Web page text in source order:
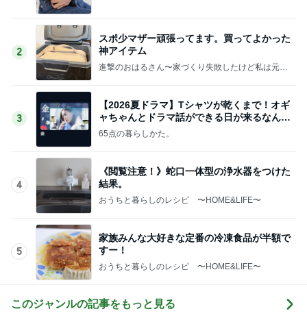
2
スポ少マザー頑張ってます。買ってよかった
神アイテム
進撃のおはるさん〜家づくり失敗したけど私は元気
3
【2026夏ドラマ】Tシャツが乾くまで！オギ
ャちゃんとドラマ話ができる日が来るなん
て！
65点の暮らしかた。
4
《閲覧注意！》蛇口一体型の浄水器をつけた
結果。
おうちと暮らしのレシピ 〜HOME&LIFE〜
5
家族みんな大好きな定番の冷凍食品が半額で
すー！
おうちと暮らしのレシピ 〜HOME&LIFE〜
このジャンルの記事をもっと見る